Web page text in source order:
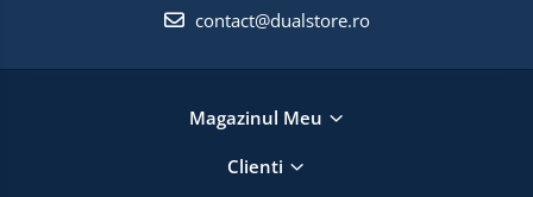
contact@dualstore.ro
Magazinul Meu
Clienti